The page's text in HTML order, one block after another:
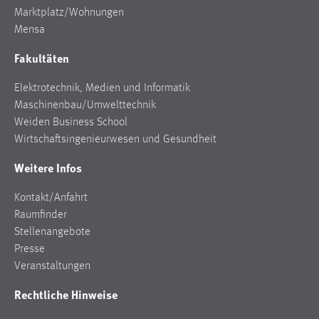
Marktplatz/Wohnungen
Mensa
Fakultäten
Elektrotechnik, Medien und Informatik
Maschinenbau/Umwelttechnik
Weiden Business School
Wirtschaftsingenieurwesen und Gesundheit
Weitere Infos
Kontakt/Anfahrt
Raumfinder
Stellenangebote
Presse
Veranstaltungen
Rechtliche Hinweise
MARKETING
Marketing Cookies werden von Drittanbietern
verwendet, um personalisierte Werbung anzuzeigen.
hinweg verfolgen.
Google Ads
Name:
Google Ireland Limited